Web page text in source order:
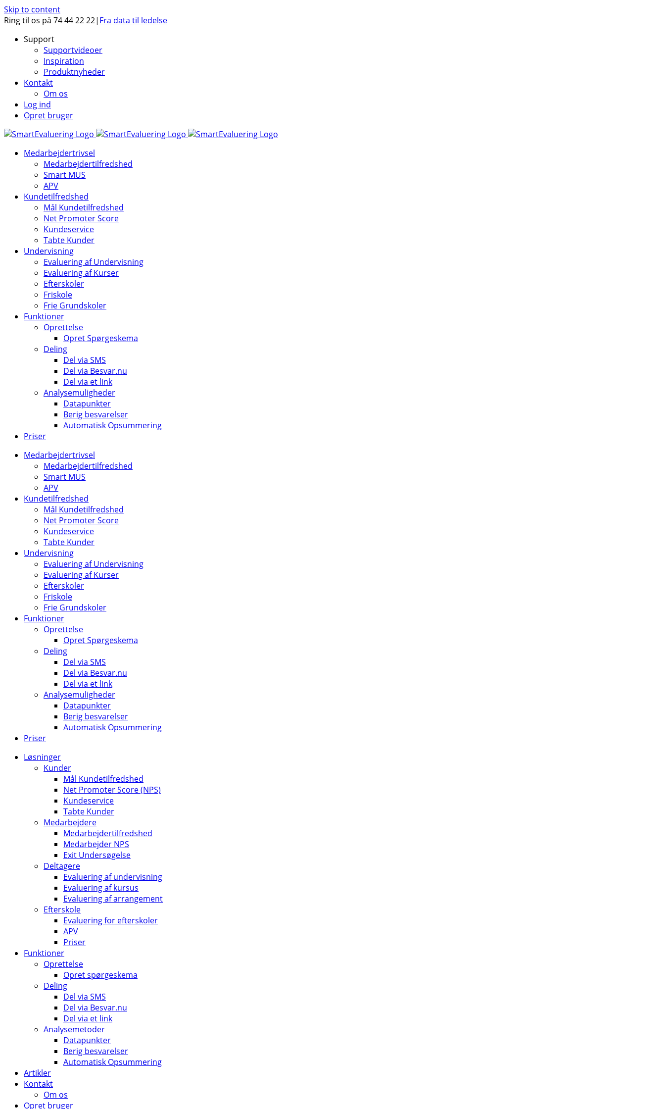
Skip to content
Ring til os på 74 44 22 22| Fra data til ledelse
Support
Supportvideoer
Inspiration
Produktnyheder
Kontakt
Om os
Log ind
Opret bruger
Medarbejdertrivsel
Medarbejdertilfredshed
Smart MUS
APV
Kundetilfredshed
Mål Kundetilfredshed
Net Promoter Score
Kundeservice
Tabte Kunder
Undervisning
Evaluering af Undervisning
Evaluering af Kurser
Efterskoler
Friskole
Frie Grundskoler
Funktioner
Oprettelse
Opret Spørgeskema
Deling
Del via SMS
Del via Besvar.nu
Del via et link
Analysemuligheder
Datapunkter
Berig besvarelser
Automatisk Opsummering
Priser
Medarbejdertrivsel
Medarbejdertilfredshed
Smart MUS
APV
Kundetilfredshed
Mål Kundetilfredshed
Net Promoter Score
Kundeservice
Tabte Kunder
Undervisning
Evaluering af Undervisning
Evaluering af Kurser
Efterskoler
Friskole
Frie Grundskoler
Funktioner
Oprettelse
Opret Spørgeskema
Deling
Del via SMS
Del via Besvar.nu
Del via et link
Analysemuligheder
Datapunkter
Berig besvarelser
Automatisk Opsummering
Priser
Løsninger
Kunder
Mål Kundetilfredshed
Net Promoter Score (NPS)
Kundeservice
Tabte Kunder
Medarbejdere
Medarbejdertilfredshed
Medarbejder NPS
Exit Undersøgelse
Deltagere
Evaluering af undervisning
Evaluering af kursus
Evaluering af arrangement
Efterskole
Evaluering for efterskoler
APV
Priser
Funktioner
Oprettelse
Opret spørgeskema
Deling
Del via SMS
Del via Besvar.nu
Del via et link
Analysemetoder
Datapunkter
Berig besvarelser
Automatisk Opsummering
Artikler
Kontakt
Om os
Opret bruger